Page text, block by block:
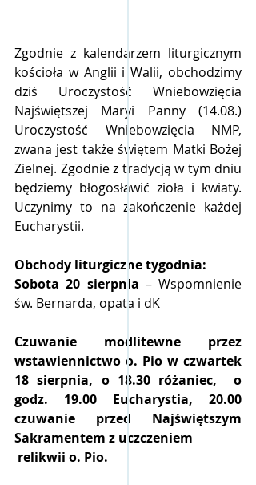
Zgodnie z kalendarzem liturgicznym
kościoła w Anglii i Walii, obchodzimy
dziś Uroczystość Wniebowzięcia
Najświętszej Maryi Panny (14.08.)
Uroczystość Wniebowzięcia NMP,
zwana jest także świętem Matki Bożej
Zielnej. Zgodnie z tradycją w tym dniu
będziemy błogosławić zioła i kwiaty.
Uczynimy to na zakończenie każdej
Eucharystii.
Obchody liturgiczne tygodnia:
Sobota 20 sierpnia – Wspomnienie
św. Bernarda, opata i dK
Czuwanie modlitewne przez
wstawiennictwo o. Pio w czwartek
18 sierpnia, o 18.30 różaniec,  o
godz. 19.00 Eucharystia, 20.00
czuwanie przed Najświętszym
Sakramentem z uczczeniem
relikwii o. Pio.